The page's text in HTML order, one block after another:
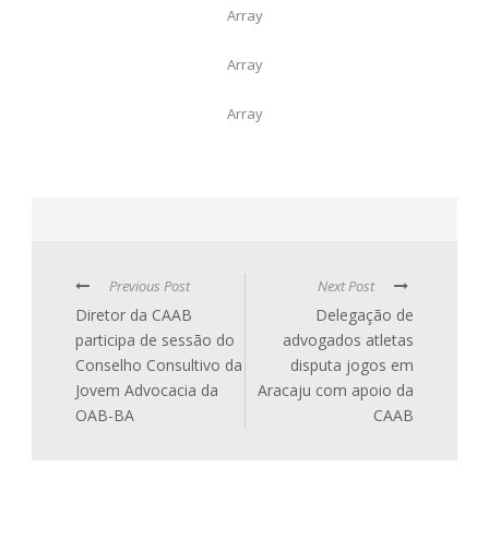
Array
Array
Array
Previous Post
Diretor da CAAB
participa de sessão do
Conselho Consultivo da
Jovem Advocacia da
OAB-BA
Next Post
Delegação de
advogados atletas
disputa jogos em
Aracaju com apoio da
CAAB